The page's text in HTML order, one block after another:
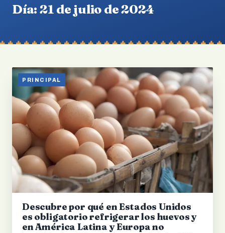
Día: 21 de julio de 2024
PRINCIPAL
Descubre por qué en Estados Unidos
es obligatorio refrigerar los huevos y
en América Latina y Europa no